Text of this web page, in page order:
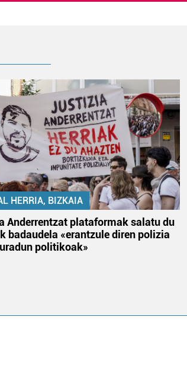
HERRIA, BIZKAIA
Anderrentzat plataformak salatu du
badaudela «erantzule diren polizia
politikoak»